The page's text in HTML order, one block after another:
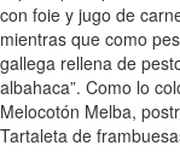
con foie y jugo de
mientras que como
gallega rellena de
albahaca”. Como lo
Melocotón Melba,
Tartaleta de